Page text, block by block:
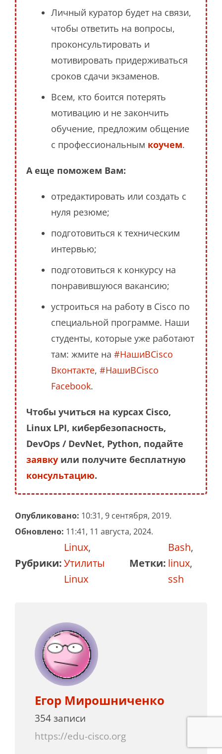
Личный куратор будет на связи,
чтобы ответить на вопросы,
проконсультировать и
мотивировать придерживаться
сроков сдачи экзаменов.
Всем, кто боится потерять
мотивацию и не закончить
обучение, предложим общение
с профессиональным коучем.
А еще поможем Вам:
отредактировать или создать с
нуля резюме;
подготовиться к техническим
интервью;
подготовиться к конкурсу на
понравившуюся вакансию;
устроиться на работу в Cisco по
специальной программе. Наши
студенты, которые уже работают
там: жмите на #НашиВCisco
Вконтакте, #НашиВCisco
Facebook.
Чтобы учиться на курсах Cisco,
Linux LPI, кибербезопасность,
DevOps / DevNet, Python, подайте
заявку или получите бесплатную
консультацию.
Опубликовано: 10:31, 9 сентября, 2019.
Обновлено: 11:41, 11 августа, 2024.
Рубрики:
Linux,
Утилиты
Linux
Метки:
Bash,
linux,
ssh
Егор Мирошниченко
354 записи
https://edu-cisco.org